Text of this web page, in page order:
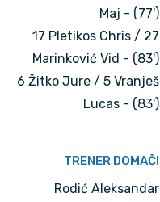
Maj - (77')
17 Pletikos Chris / 27
Marinković Vid - (83')
6 Žitko Jure / 5 Vranješ
Lucas - (83')
TRENER DOMAČI
Rodić Aleksandar